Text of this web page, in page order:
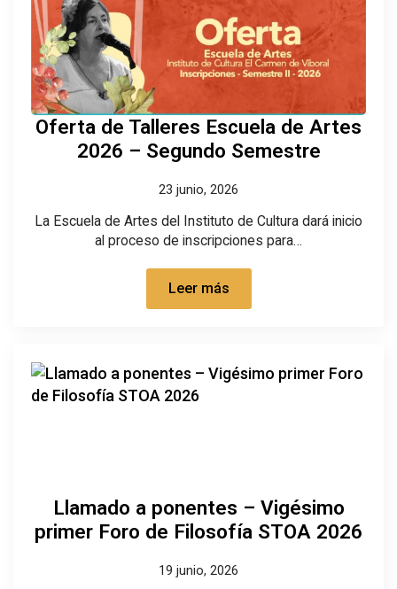
Oferta de Talleres Escuela de Artes
2026 – Segundo Semestre
23 junio, 2026
La Escuela de Artes del Instituto de Cultura dará inicio
al proceso de inscripciones para…
Leer más
Llamado a ponentes – Vigésimo
primer Foro de Filosofía STOA 2026
19 junio, 2026